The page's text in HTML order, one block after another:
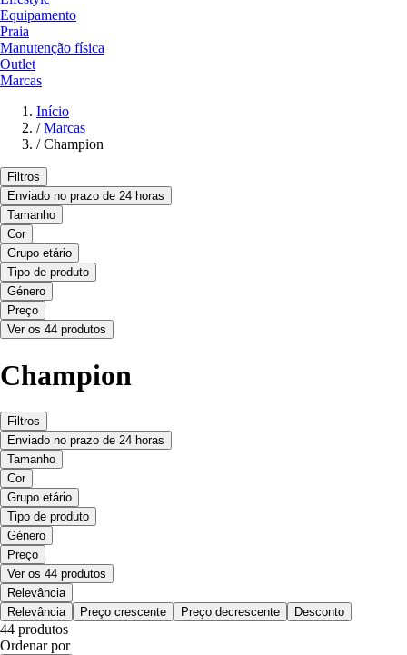
Equipamento
Praia
Manutenção física
Outlet
Marcas
Início
/ Marcas
/ Champion
Filtros
Enviado no prazo de 24 horas
Tamanho
Cor
Grupo etário
Tipo de produto
Género
Preço
Ver os 44 produtos
Champion
Filtros
Enviado no prazo de 24 horas
Tamanho
Cor
Grupo etário
Tipo de produto
Género
Preço
Ver os 44 produtos
Relevância
Relevância
Preço crescente Preço decrescente Desconto
44 produtos
Ordenar por